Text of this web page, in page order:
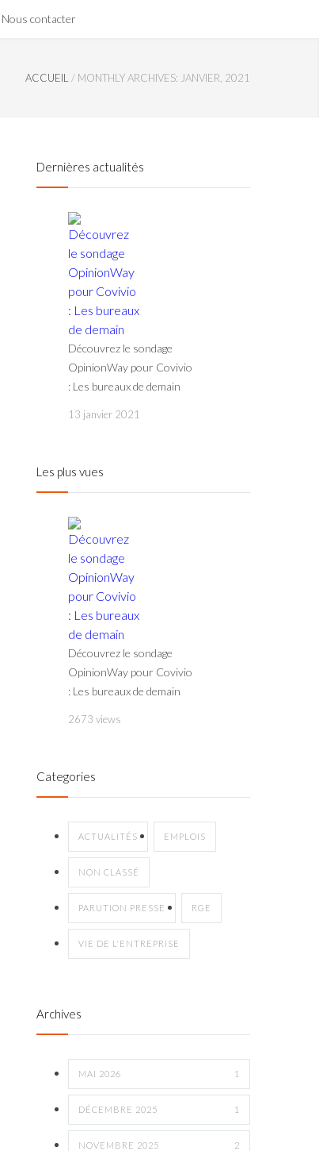
Nous contacter
ACCUEIL / MONTHLY ARCHIVES: JANVIER, 2021
Dernières actualités
Découvrez le sondage
OpinionWay pour Covivio
: Les bureaux de demain
13 janvier 2021
Les plus vues
Découvrez le sondage
OpinionWay pour Covivio
: Les bureaux de demain
2673 views
Categories
ACTUALITÉS EMPLOIS
NON CLASSÉ
PARUTION PRESSE RGE
VIE DE L'ENTREPRISE
Archives
MAI 2026 1
DÉCEMBRE 2025 1
NOVEMBRE 2025 2